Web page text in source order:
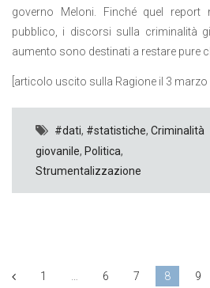
governo Meloni. Finché quel
pubblico, i discorsi sulla criminalità
aumento sono destinati a restare pure
[articolo uscito sulla Ragione il 3 marzo
#dati, #statistiche, Criminalità
giovanile, Politica,
Strumentalizzazione
1 6 7 8 9